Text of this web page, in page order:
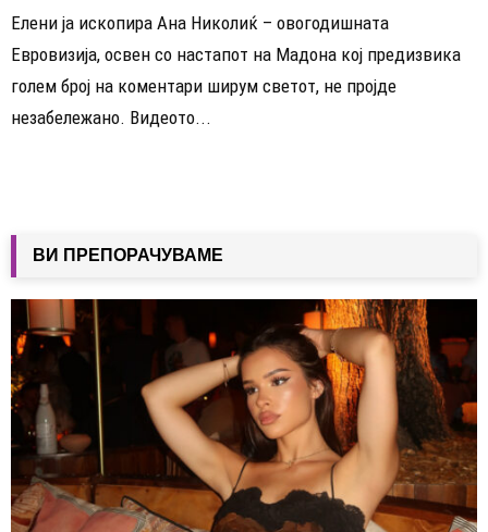
Елени ја ископира Ана Николиќ – овогодишната
Евровизија, освен со настапот на Мадона кој предизвика
голем број на коментари ширум светот, не пројде
незабележано. Видеото...
ВИ ПРЕПОРАЧУВАМЕ